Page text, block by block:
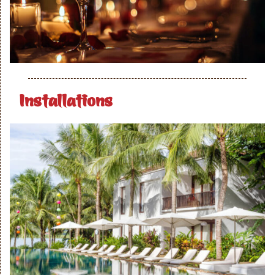
Installations